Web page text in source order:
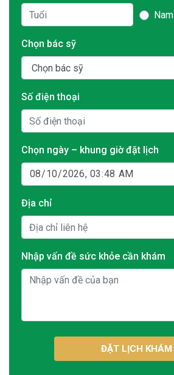
Nam
Chọn bác sỹ
Số điện thoại
Chọn ngày – khung giờ đặt lịch
Địa chỉ
Nhập vấn đề sức khỏe cần khám
ĐẶT LỊCH KHÁM